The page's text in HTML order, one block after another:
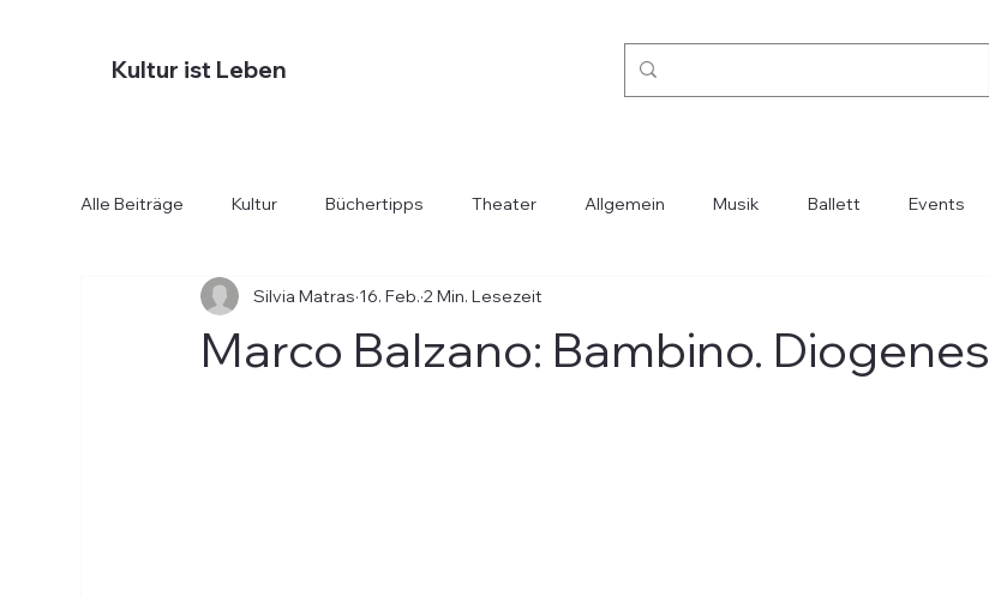
Kultur ist Leben
Alle Beiträge Kultur Büchertipps Theater Allgemein Musik Ballett Events
Diverses Essen und Trinken Hotels
Marco Balzano: Bambino. Diogenes
Silvia Matras 16. Feb. 2 Min. Lesezeit